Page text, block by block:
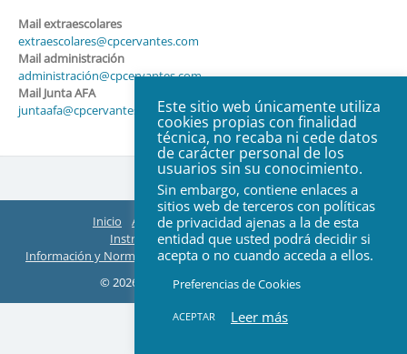
Mail extraescolares
extraescolares@cpcervantes.com
Mail administración
administración@cpcervantes.com
Mail Junta AFA
juntaafa@cpcervantes.com
Inicio AFA Organización
ACTAS Juntas
Instructivos EasyManager y Teams
Información y Normas de Extraescolares
Web Colegio
Contacto
© 2026 Todos los derechos reservados
Este sitio web únicamente utiliza
cookies propias con finalidad
técnica, no recaba ni cede datos
de carácter personal de los
usuarios sin su conocimiento.
Sin embargo, contiene enlaces a
sitios web de terceros con políticas
de privacidad ajenas a la de esta
entidad que usted podrá decidir si
acepta o no cuando acceda a ellos.
Preferencias de Cookies
ACEPTAR Leer más